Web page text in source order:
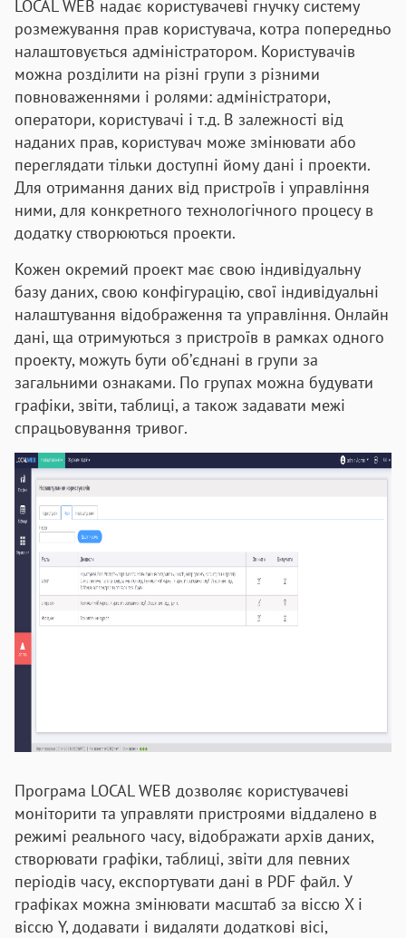
LOCAL WEB надає користувачеві гнучку систему
розмежування прав користувача, котра попередньо
налаштовується адміністратором. Користувачів
можна розділити на різні групи з різними
повноваженнями і ролями: адміністратори,
оператори, користувачі і т.д. В залежності від
наданих прав, користувач може змінювати або
переглядати тільки доступні йому дані і проекти.
Для отримання даних від пристроїв і управління
ними, для конкретного технологічного процесу в
додатку створюються проекти.
Кожен окремий проект має свою індивідуальну
базу даних, свою конфігурацію, свої індивідуальні
налаштування відображення та управління. Онлайн
дані, ща отримуються з пристроїв в рамках одного
проекту, можуть бути об’єднані в групи за
загальними ознаками. По групах можна будувати
графіки, звіти, таблиці, а також задавати межі
спрацьовування тривог.
Програма LOCAL WEB дозволяє користувачеві
моніторити та управляти пристроями віддалено в
режимі реального часу, відображати архів даних,
створювати графіки, таблиці, звіти для певних
періодів часу, експортувати дані в PDF файл. У
графіках можна змінювати масштаб за віссю X і
віссю Y, додавати і видаляти додаткові вісі,